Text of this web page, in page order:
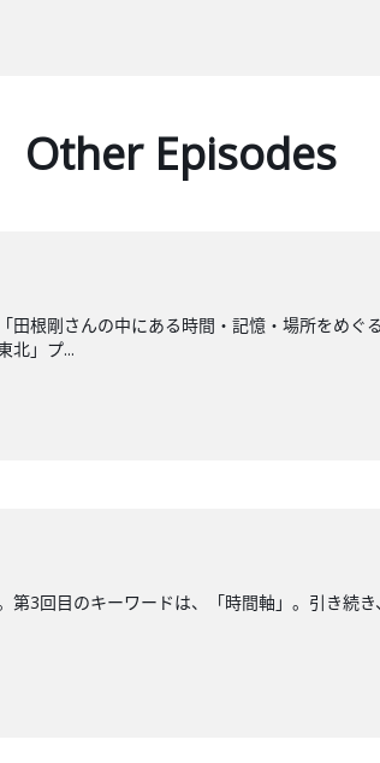
Other Episodes
田根剛さんの中にある時間・記憶・場所をめ
北」プ...
第3回目のキーワードは、「時間軸」。引き続